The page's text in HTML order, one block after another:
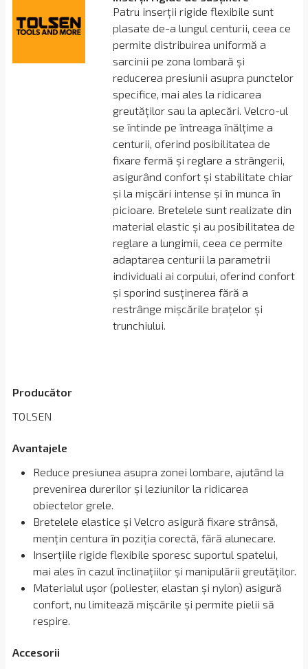
Patru inserții rigide flexibile sunt
plasate de-a lungul centurii, ceea ce
permite distribuirea uniformă a
sarcinii pe zona lombară și
reducerea presiunii asupra punctelor
specifice, mai ales la ridicarea
greutăților sau la aplecări. Velcro-ul
se întinde pe întreaga înălțime a
centurii, oferind posibilitatea de
fixare fermă și reglare a strângerii,
asigurând confort și stabilitate chiar
și la mișcări intense și în munca în
picioare. Bretelele sunt realizate din
material elastic și au posibilitatea de
reglare a lungimii, ceea ce permite
adaptarea centurii la parametrii
individuali ai corpului, oferind confort
și sporind susținerea fără a
restrânge mișcările brațelor și
trunchiului.
Producător
TOLSEN
Avantajele
Reduce presiunea asupra zonei lombare, ajutând la
prevenirea durerilor și leziunilor la ridicarea
obiectelor grele.
Bretelele elastice și Velcro asigură fixare strânsă,
mențin centura în poziția corectă, fără alunecare.
Inserțiile rigide flexibile sporesc suportul spatelui,
mai ales în cazul înclinațiilor și manipulării greutăților.
Materialul ușor (poliester, elastan și nylon) asigură
confort, nu limitează mișcările și permite pielii să
respire.
Accesorii